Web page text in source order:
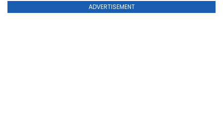
ADVERTISEMENT